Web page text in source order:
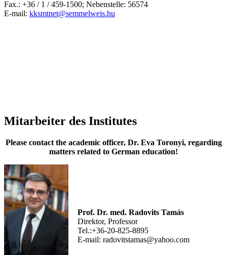
Fax.: +36 / 1 / 459-1500; Nebenstelle: 56574
E-mail: kksmtnet@semmelweis.hu
Mitarbeiter des Institutes
Please contact the academic officer, Dr. Eva Toronyi, regarding
matters related to German education!
Prof. Dr. med. Radovits Tamás
Direktor, Professor
Tel.:+36-20-825-8895
E-mail: radovitstamas@yahoo.com